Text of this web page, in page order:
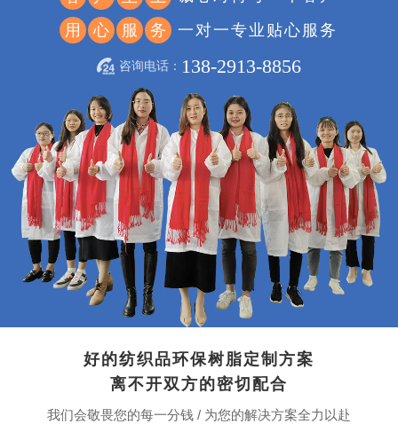
用
心 服 务 一对一专业贴心服务
咨询电话： 138-2913-8856
好的纺织品环保树脂定制方案
离不开双方的密切配合
我们会敬畏您的每一分钱 / 为您的解决方案全力以赴